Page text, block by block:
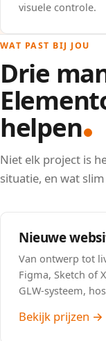
visuele controle.
WAT PAST BIJ JOU
Drie
helpen
Niet elk project is
situatie, en wat
Nieuwe
Van ontwerp tot
Figma, Sketch of
GLW-systeem,
Bekijk prijzen →